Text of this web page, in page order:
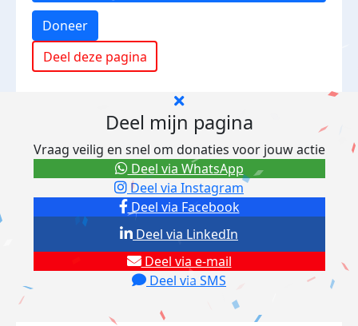
Doneer
Deel deze pagina
Deel mijn pagina
Vraag veilig en snel om donaties voor jouw actie
Deel via Facebook
Deel via Instagram
Deel via e-mail
Deel via SMS
Deel via LinkedIn
Deel via WhatsApp